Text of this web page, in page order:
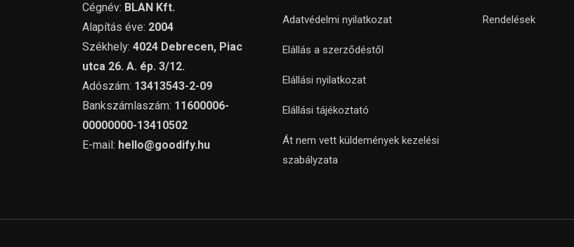
Cégnév: BLAN Kft.
Alapítás éve: 2004
Székhely: 4024 Debrecen, Piac
utca 26. A. ép. 3/12.
Adószám: 13413543-2-09
Bankszámlaszám: 11600006-
00000000-13410502
E-mail: hello@goodify.hu
Adatvédelmi nyilatkozat
Elállás a szerződéstől
Elállási nyilatkozat
Elállási tájékoztató
Át nem vett küldemények kezelési
szabályzata
Rendelések